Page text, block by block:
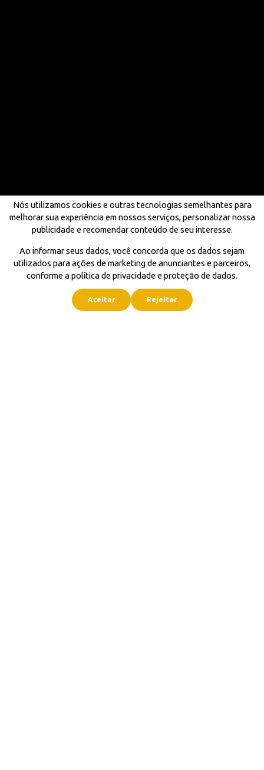
Nós utilizamos cookies e outras tecnologias semelhantes para
melhorar sua experiência em nossos serviços, personalizar nossa
publicidade e recomendar conteúdo de seu interesse.
Ao informar seus dados, você concorda que os dados sejam
utilizados para ações de marketing de anunciantes e parceiros,
conforme a política de privacidade e proteção de dados.
Aceitar Rejeitar